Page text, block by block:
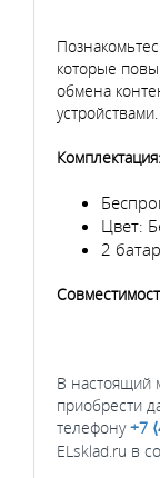
которые
обмена
устройствами.
Комплектация:
Цвет:
2
В настоящий
приобрести
телефону+7
ELsklad.ru в